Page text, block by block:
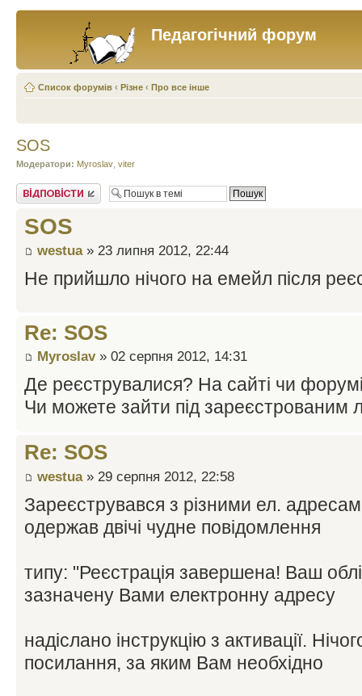
Педагогічний форум
Список форумів ‹ Різне ‹ Про все інше
SOS
Модератори: Myroslav viter
Відповісти
SOS
westua» 23 липня 2012, 22:44
Не прийшло нічого на емейл після
Re: SOS
Myroslav» 02 серпня 2012, 14:31
Де реєструвалися? На сайті чи
Чи можете зайти під зареєстрованим
Re: SOS
westua» 29 серпня 2012, 22:58
Зареєструвався з різними ел.
одержав двічі чудне повідомлення
типу: "Реєстрація завершена! Ваш
зазначену Вами електронну адресу
надіслано інструкцію з активації.
посилання, за яким Вам необхідно